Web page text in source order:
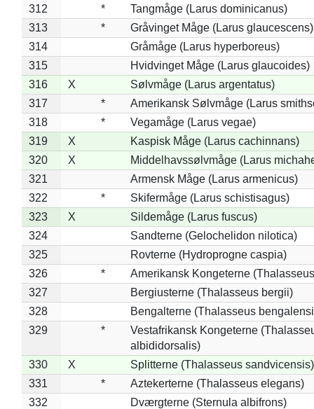
312
*
Tangmåge (Larus dominicanus)
313
*
Gråvinget Måge (Larus glaucescens)
314
Gråmåge (Larus hyperboreus)
315
Hvidvinget Måge (Larus glaucoides)
316
X
Sølvmåge (Larus argentatus)
317
*
Amerikansk Sølvmåge (Larus
318
*
Vegamåge (Larus vegae)
319
X
Kaspisk Måge (Larus cachinnans)
320
X
Middelhavssølvmåge (Larus
321
Armensk Måge (Larus armenicus)
322
*
Skifermåge (Larus schistisagus)
323
X
Sildemåge (Larus fuscus)
324
Sandterne (Gelochelidon nilotica)
325
Rovterne (Hydroprogne caspia)
326
*
Amerikansk Kongeterne
327
Bergiusterne (Thalasseus bergii)
328
Bengalterne (Thalasseus
329
*
Vestafrikansk Kongeterne
albididorsalis)
330
X
Splitterne (Thalasseus sandvicensis)
331
*
Aztekerterne (Thalasseus elegans)
332
Dværgterne (Sternula albifrons)